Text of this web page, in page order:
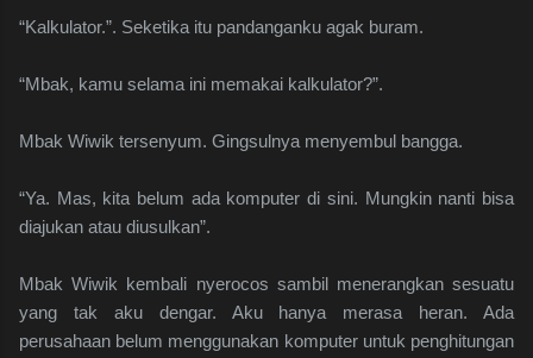
“Kalkulator.”. Seketika itu pandanganku agak buram.
“Mbak, kamu selama ini memakai kalkulator?”.
Mbak Wiwik tersenyum. Gingsulnya menyembul bangga.
“Ya. Mas, kita belum ada komputer di sini. Mungkin nanti bisa
diajukan atau diusulkan”.
Mbak Wiwik kembali nyerocos sambil menerangkan sesuatu
yang tak aku dengar. Aku hanya merasa heran. Ada
perusahaan belum menggunakan komputer untuk penghitungan